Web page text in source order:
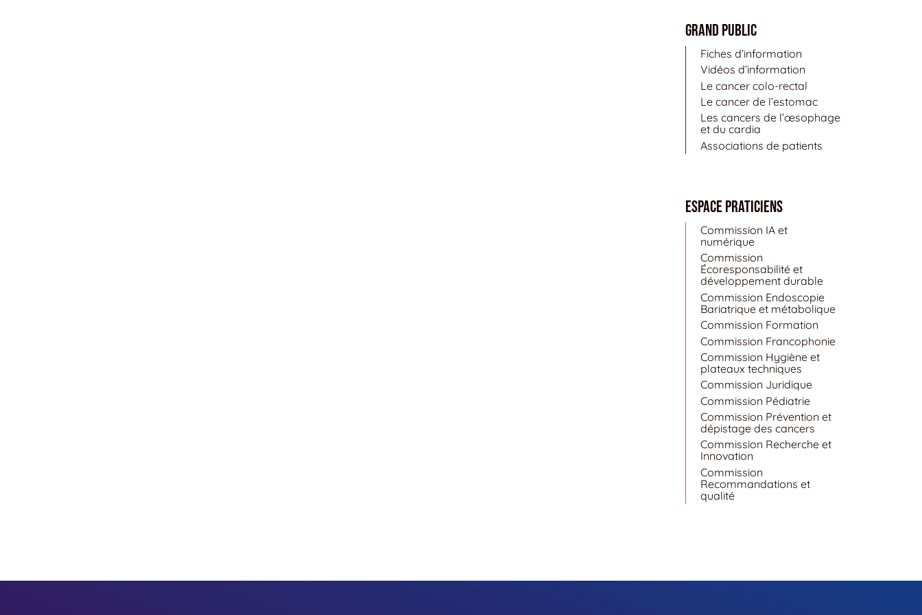
Grand public
Fiches d’information
Vidéos d’information
Le cancer colo-rectal
Le cancer de l’estomac
Les cancers de l’œsophage
et du cardia
Associations de patients
Espace Praticiens
Commission IA et
numérique
Commission
Écoresponsabilité et
développement durable
Commission Endoscopie
Bariatrique et métabolique
Commission Formation
Commission Francophonie
Commission Hygiène et
plateaux techniques
Commission Juridique
Commission Pédiatrie
Commission Prévention et
dépistage des cancers
Commission Recherche et
Innovation
Commission
Recommandations et
qualité